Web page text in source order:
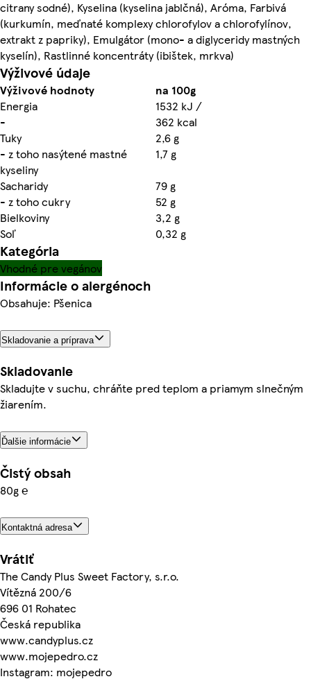
citrany sodné), Kyselina (kyselina jablčná), Aróma, Farbivá
(kurkumín, meďnaté komplexy chlorofylov a chlorofylínov,
extrakt z papriky), Emulgátor (mono- a diglyceridy mastných
kyselín), Rastlinné koncentráty (ibištek, mrkva)
Výživové údaje
Výživové hodnoty
na 100g
Energia
1532 kJ /
-
362 kcal
Tuky
2,6 g
- z toho nasýtené mastné
kyseliny
1,7 g
Sacharidy
79 g
- z toho cukry
52 g
Bielkoviny
3,2 g
Soľ
0,32 g
Kategória
Vhodné pre vegánov
Informácie o alergénoch
Obsahuje: Pšenica
Skladovanie a príprava
Skladovanie
Skladujte v suchu, chráňte pred teplom a priamym slnečným
žiarením.
Ďalšie informácie
Čistý obsah
80g ℮
Kontaktná adresa
Vrátiť
The Candy Plus Sweet Factory, s.r.o.
Vítězná 200/6
696 01 Rohatec
Česká republika
www.candyplus.cz
www.mojepedro.cz
Instagram: mojepedro